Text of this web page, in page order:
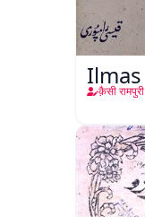
Ilmas
क़ैसी रामपुरी